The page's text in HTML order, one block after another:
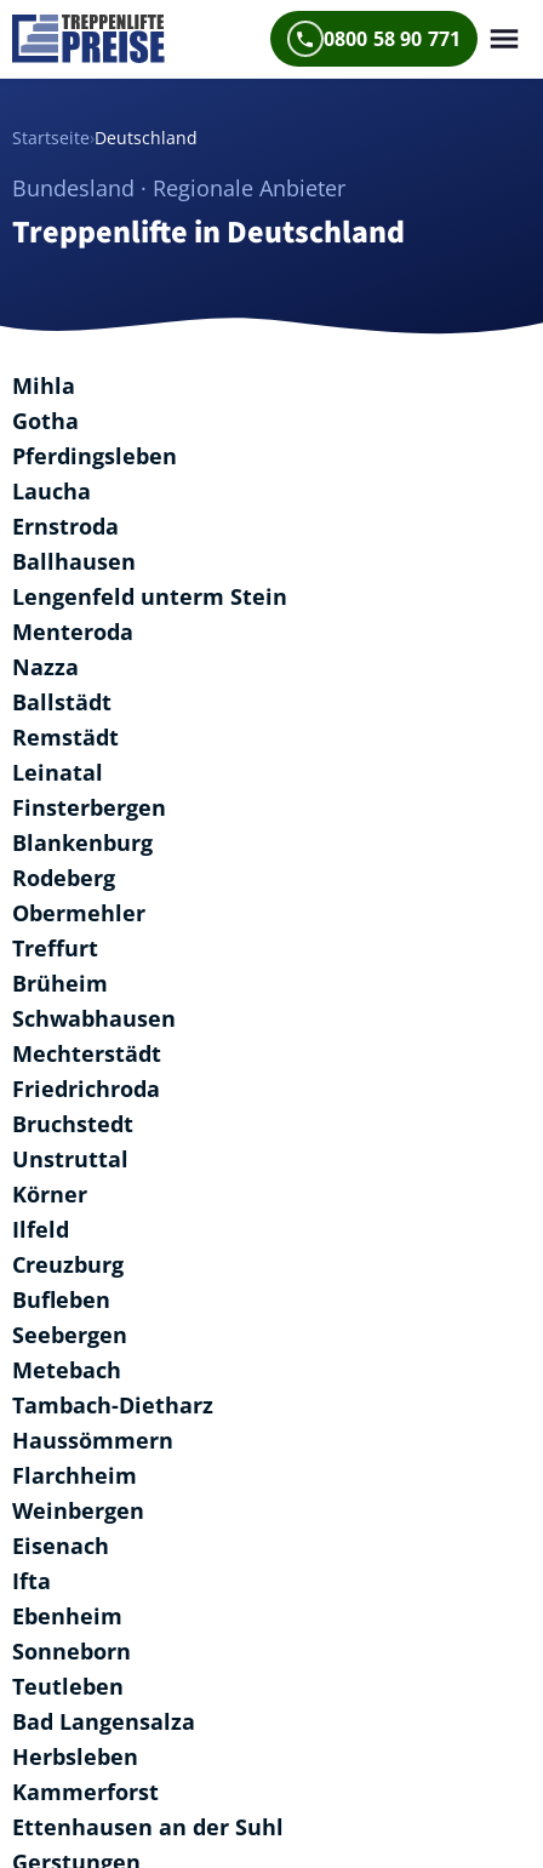
0800 58 90 771
Startseite›Deutschland
Bundesland · Regionale Anbieter
Treppenlifte in Deutschland
Mihla
Gotha
Pferdingsleben
Laucha
Ernstroda
Ballhausen
Lengenfeld unterm Stein
Menteroda
Nazza
Ballstädt
Remstädt
Leinatal
Finsterbergen
Blankenburg
Rodeberg
Obermehler
Treffurt
Brüheim
Schwabhausen
Mechterstädt
Friedrichroda
Bruchstedt
Unstruttal
Körner
Ilfeld
Creuzburg
Bufleben
Seebergen
Metebach
Tambach-Dietharz
Haussömmern
Flarchheim
Weinbergen
Eisenach
Ifta
Ebenheim
Sonneborn
Teutleben
Bad Langensalza
Herbsleben
Kammerforst
Ettenhausen an der Suhl
Gerstungen